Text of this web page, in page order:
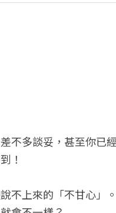
不多談妥，甚至你已
！
不上來的「不甘心」